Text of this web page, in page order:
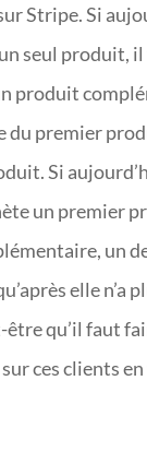
Stripe. Si
seul produit,
produit
du premier
Si
un premier
un
elle n’a
être qu’il faut
ces clients